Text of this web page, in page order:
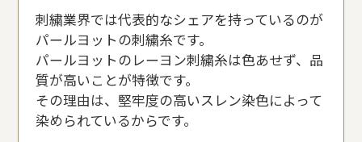
刺繍業界では代表的なシェアを持っているのが
パールヨットの刺繍糸です。
パールヨットのレーヨン刺繍糸は色あせず、品
質が高いことが特徴です。
その理由は、堅牢度の高いスレン染色によって
染められているからです。